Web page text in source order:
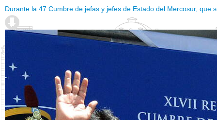
Durante la 47 Cumbre de jefas y jefes de Estado del Mercosur,